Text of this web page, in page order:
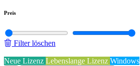
Preis
Filter löschen
Neue Lizenz Lebenslange Lizenz Windows